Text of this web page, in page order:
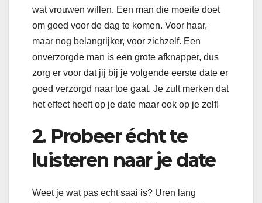
wat vrouwen willen. Een man die moeite doet
om goed voor de dag te komen. Voor haar,
maar nog belangrijker, voor zichzelf. Een
onverzorgde man is een grote afknapper, dus
zorg er voor dat jij bij je volgende eerste date er
goed verzorgd naar toe gaat. Je zult merken dat
het effect heeft op je date maar ook op je zelf!
2. Probeer écht te
luisteren naar je date
Weet je wat pas echt saai is? Uren lang